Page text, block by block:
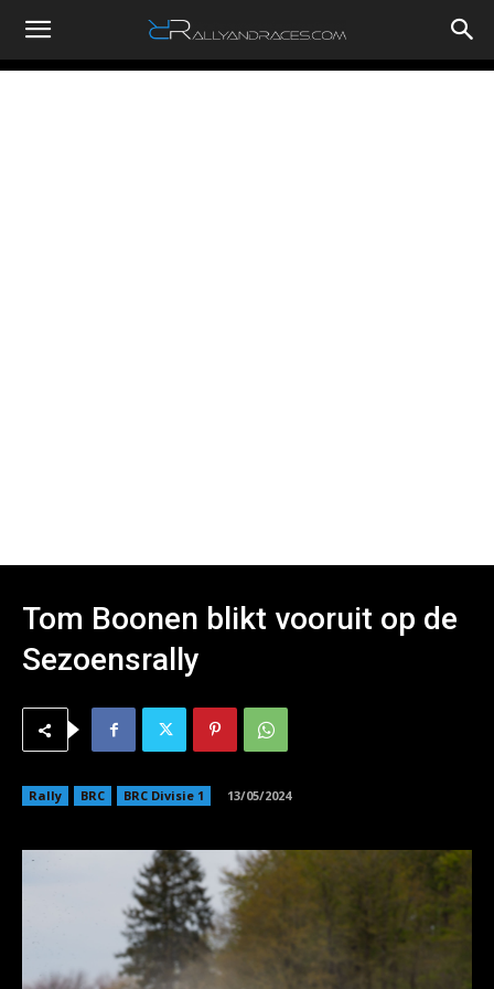
RallyandRaces.com
Tom Boonen blikt vooruit op de
Sezoensrally
Rally BRC BRC Divisie 1 13/05/2024